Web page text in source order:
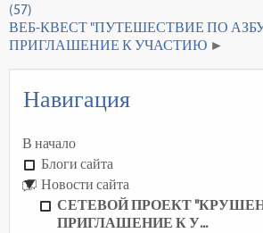
(57)
ВЕБ-КВЕСТ "ПУТЕШЕСТВИЕ ПО
ПРИГЛАШЕНИЕ К УЧАСТИЮ
Навигация
В начало
Блоги сайта
Новости сайта
СЕТЕВОЙ ПРОЕКТ
ПРИГЛАШЕНИЕ К У...